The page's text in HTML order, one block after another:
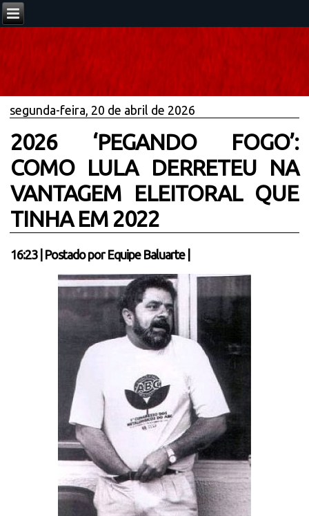
segunda-feira, 20 de abril de 2026
2026 ‘PEGANDO FOGO’:
COMO LULA DERRETEU NA
VANTAGEM ELEITORAL QUE
TINHA EM 2022
16:23| Postado por Equipe Baluarte